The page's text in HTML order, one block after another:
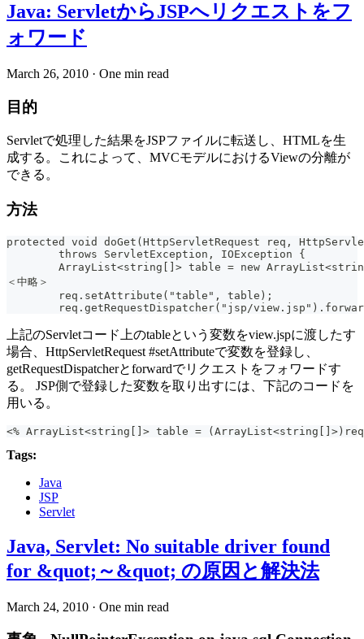
Java: ServletからJSPへリクエストをフ
ォワード
March 26, 2010 · One min read
目的
Servletで処理した結果をJSPファイルに転送し、HTMLを生
成する。これによって、MVCモデルにおけるViewの分離が
できる。
方法
protected void doGet(HttpServletRequest req,
	throws ServletException, IOException {
ArrayList<string[]> table = new
＜中略＞
	req.setAttribute("table", table);
req.getRequestDispatcher("jsp/
上記のServletコード上のtableという変数をview.jspに渡したす
場合、HttpServletRequest #setAttributeで変数を登録し、
getRequestDispatcherとforwardでリクエストをフォワードす
る。 JSP側で登録した変数を取り出すには、下記のコードを
用いる。
<% ArrayList<string[]> table =
Tags:
Java
JSP
Servlet
Java, Servlet: No suitable driver found
for &quot;～&quot; の原因と解決法
March 24, 2010 · One min read